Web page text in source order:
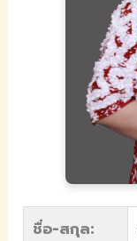
ชื่อ-สกุล: